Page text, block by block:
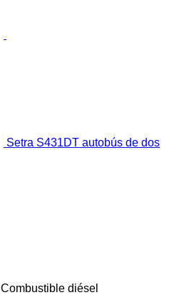
Setra S431DT autobús de dos
Combustible diésel